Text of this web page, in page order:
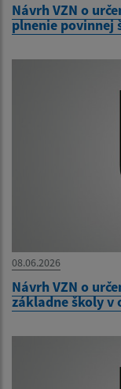
Návrh VZN o
plnenie povinnej
08.06.2026
Návrh VZN o
základne školy v